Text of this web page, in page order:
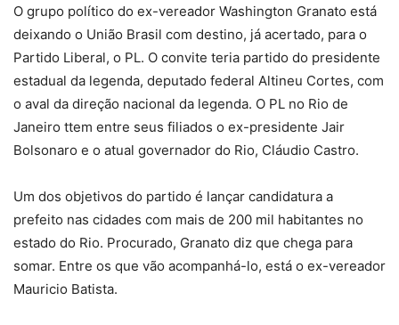
O grupo político do ex-vereador Washington Granato está
deixando o União Brasil com destino, já acertado, para o
Partido Liberal, o PL. O convite teria partido do presidente
estadual da legenda, deputado federal Altineu Cortes, com
o aval da direção nacional da legenda. O PL no Rio de
Janeiro ttem entre seus filiados o ex-presidente Jair
Bolsonaro e o atual governador do Rio, Cláudio Castro.
Um dos objetivos do partido é lançar candidatura a
prefeito nas cidades com mais de 200 mil habitantes no
estado do Rio. Procurado, Granato diz que chega para
somar. Entre os que vão acompanhá-lo, está o ex-vereador
Mauricio Batista.